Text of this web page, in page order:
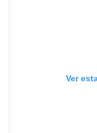
Ver